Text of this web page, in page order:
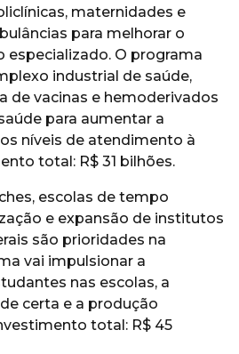
maternidades e
para melhorar o
especializado. O programa
industrial de saúde,
de vacinas e hemoderivados
para aumentar a
níveis de atendimento à
total: R$ 31 bilhões.
escolas de tempo
e expansão de institutos
são prioridades na
vai impulsionar a
nas escolas, a
certa e a produção
total: R$ 45